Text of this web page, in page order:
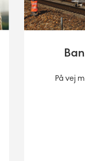
På vej